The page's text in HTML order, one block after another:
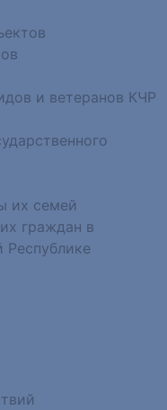
и ветеранов КЧР
их семей
граждан в
Республике